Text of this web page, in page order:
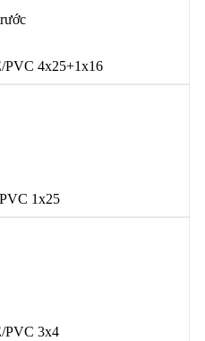
PVC 4x25+1x16
1x25
PVC 3x4